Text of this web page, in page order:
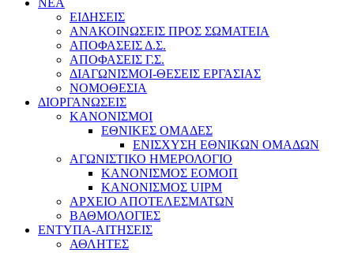
NEA
ΕΙΔΗΣΕΙΣ
ΑΝΑΚΟΙΝΩΣΕΙΣ ΠΡΟΣ ΣΩΜΑΤΕΙΑ
ΑΠΟΦΑΣΕΙΣ Δ.Σ.
ΑΠΟΦΑΣΕΙΣ Γ.Σ.
ΔΙΑΓΩΝΙΣΜΟΙ-ΘΕΣΕΙΣ ΕΡΓΑΣΙΑΣ
ΝΟΜΟΘΕΣΙΑ
ΔΙΟΡΓΑΝΩΣΕΙΣ
ΚΑΝΟΝΙΣΜΟΙ
ΕΘΝΙΚΕΣ ΟΜΑΔΕΣ
ΕΝΙΣΧΥΣΗ ΕΘΝΙΚΩΝ ΟΜΑΔΩΝ
ΑΓΩΝΙΣΤΙΚΟ ΗΜΕΡΟΛΟΓΙΟ
ΚΑΝΟΝΙΣΜΟΣ ΕΟΜΟΠ
ΚΑΝΟΝΙΣΜΟΣ UIPM
ΑΡΧΕΙΟ ΑΠΟΤΕΛΕΣΜΑΤΩΝ
ΒΑΘΜΟΛΟΓΙΕΣ
ΕΝΤΥΠΑ-ΑΙΤΗΣΕΙΣ
ΑΘΛΗΤΕΣ